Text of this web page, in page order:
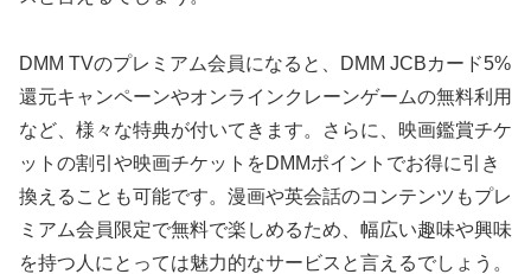
DMM TVのプレミアム会員になると、DMM JCBカード5%
還元キャンペーンやオンラインクレーンゲームの無料利用
など、様々な特典が付いてきます。さらに、映画鑑賞チケ
ットの割引や映画チケットをDMMポイントでお得に引き
換えることも可能です。漫画や英会話のコンテンツもプレ
ミアム会員限定で無料で楽しめるため、幅広い趣味や興味
を持つ人にとっては魅力的なサービスと言えるでしょう。